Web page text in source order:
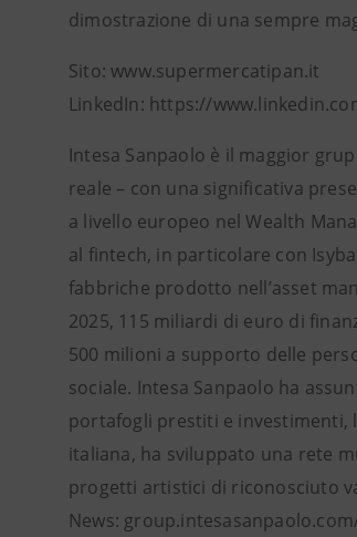
dimostrazione di una sempre
Sito: www.supermercatipan.it
LinkedIn: https://
Intesa Sanpaolo è il maggior
reale – con una significativa
a livello europeo nel Wealth
al fintech, in particolare con
fabbriche prodotto nell’asset
2025, 115 miliardi di euro di
500 milioni a supporto delle
sociale. Intesa Sanpaolo ha
portafogli prestiti e investimenti,
italiana, ha sviluppato una rete
progetti artistici di riconosciuto
News: